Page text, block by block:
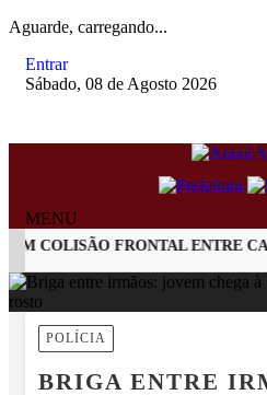
Aguarde, carregando...
Entrar
Sábado, 08 de Agosto 2026
MENU
COLISÃO FRONTAL ENTRE
POLÍCIA
BRIGA ENTRE